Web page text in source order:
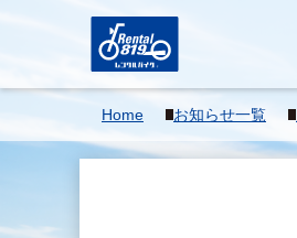
Home お知らせ一覧